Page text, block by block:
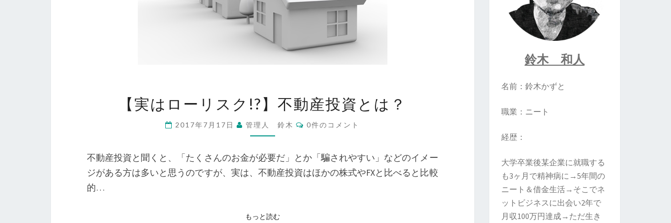
は
ー
ス
ク!?】
不
投
【実はローリスク!?】不動産投資とは？
2017年7月17日 管理人 鈴木
コ
メ
0件のコメント
不動産投資と聞くと、「たくさんのお金が必要だ」とか「騙されやすい」などのイメー
ジがある方は多いと思うのですが、実は、不動産投資はほかの株式やFXと比べると比較
的…
もっと読むもっと読む
鈴木 和人
名前：鈴木かずと
職業：ニート
経歴：
大学卒業後某企業に就職する
も3ヶ月で精神病に→5年間の
ニート＆借金生活→そこでネ
ットビジネスに出会い2年で
月収100万円達成→ただ生き